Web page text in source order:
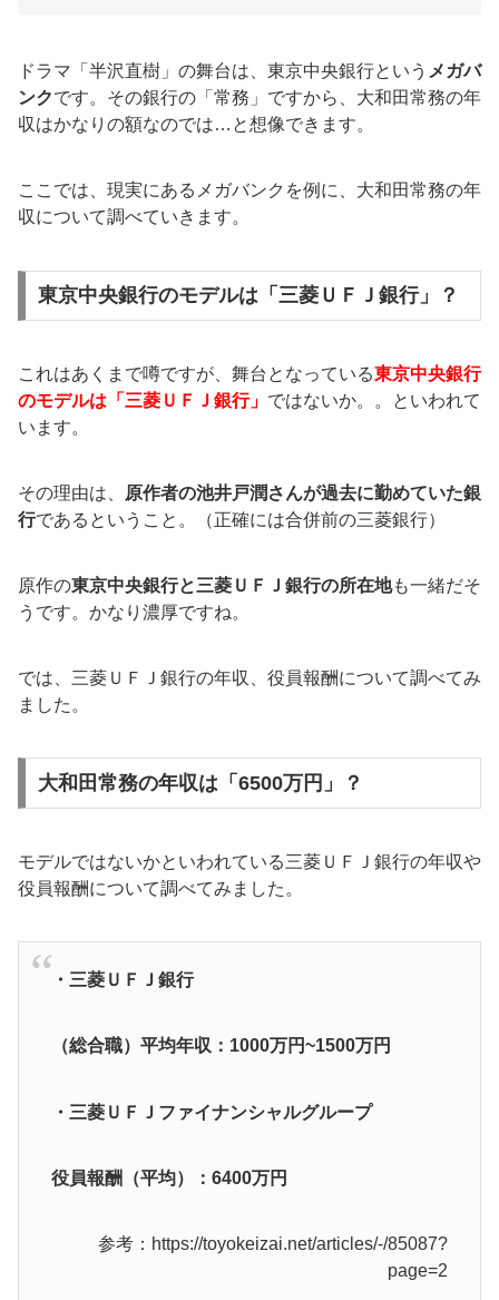
ドラマ「半沢直樹」の舞台は、東京中央銀行という メガバ
ンクです。その銀行の「常務」ですから、大和田常務の年
収はかなりの額なのでは…と想像できます。
ここでは、現実にあるメガバンクを例に、大和田常務の年
収について調べていきます。
東京中央銀行のモデルは「三菱ＵＦＪ銀行」？
これはあくまで噂ですが、舞台となっている東京中央銀行
のモデルは「三菱ＵＦＪ銀行」 ではないか。。といわれて
います。
その理由は、
原作者の池井戸潤さんが過去に勤めていた銀
行であるということ。（正確には合併前の三菱銀行）
原作の東京中央銀行と三菱ＵＦＪ銀行の所在地も一緒だそ
うです。かなり濃厚ですね。
では、三菱ＵＦＪ銀行の年収、役員報酬について調べてみ
ました。
大和田常務の年収は「6500万円」？
モデルではないかといわれている三菱ＵＦＪ銀行の年収や
役員報酬について調べてみました。
・三菱ＵＦＪ銀行
（総合職）平均年収：1000万円~1500万円
・三菱ＵＦＪファイナンシャルグループ
役員報酬（平均）：6400万円
参考：https://toyokeizai.net/articles/-/85087?
page=2